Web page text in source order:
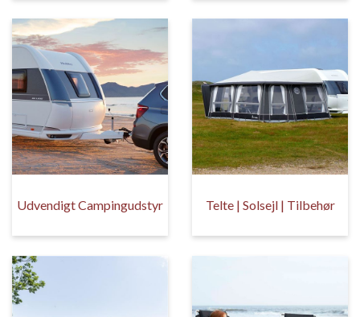
Udvendigt Campingudstyr Telte | Solsejl | Tilbehør